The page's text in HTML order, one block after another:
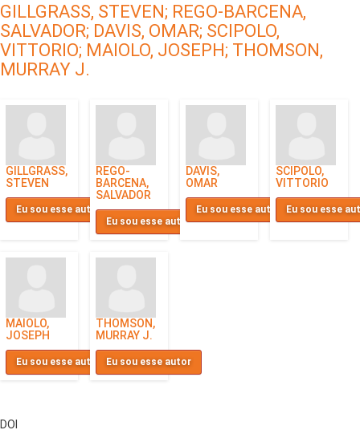
GILLGRASS, STEVEN; REGO-BARCENA,
SALVADOR; DAVIS, OMAR; SCIPOLO,
VITTORIO; MAIOLO, JOSEPH; THOMSON,
MURRAY J.
GILLGRASS,
STEVEN
Eu sou esse autor
REGO-
BARCENA,
SALVADOR
Eu sou esse autor
DAVIS,
OMAR
Eu sou esse autor
SCIPOLO,
VITTORIO
Eu sou esse
MAIOLO,
JOSEPH
Eu sou esse autor
THOMSON,
MURRAY J.
Eu sou esse autor
DOI